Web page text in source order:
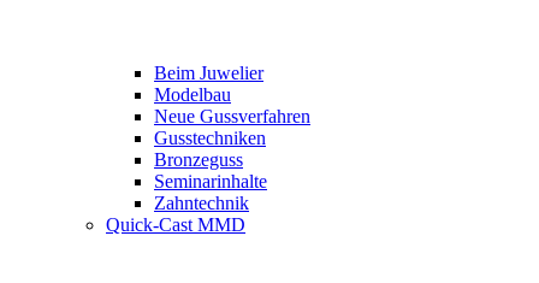
Beim Juwelier
Modelbau
Neue Gussverfahren
Gusstechniken
Bronzeguss
Seminarinhalte
Zahntechnik
Quick-Cast MMD